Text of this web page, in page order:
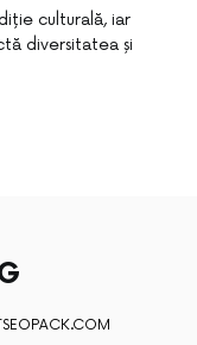
culturală, iar
diversitatea și